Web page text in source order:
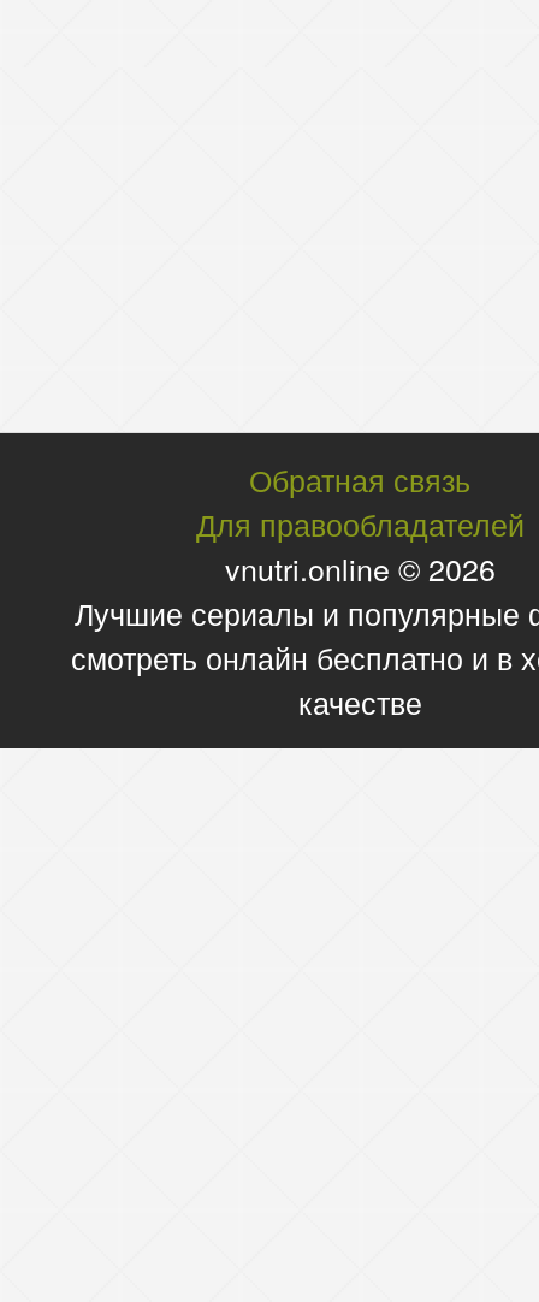
Обратная связь
Для правообладателей
vnutri.online © 2026
Лучшие сериалы и
смотреть онлайн бесплатно и в
качестве